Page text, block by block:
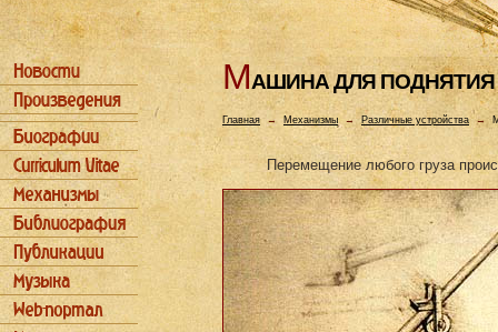
МАШИHА ДЛЯ
Главная→ Механизмы →Различные устройства →
Перемещение любого груза